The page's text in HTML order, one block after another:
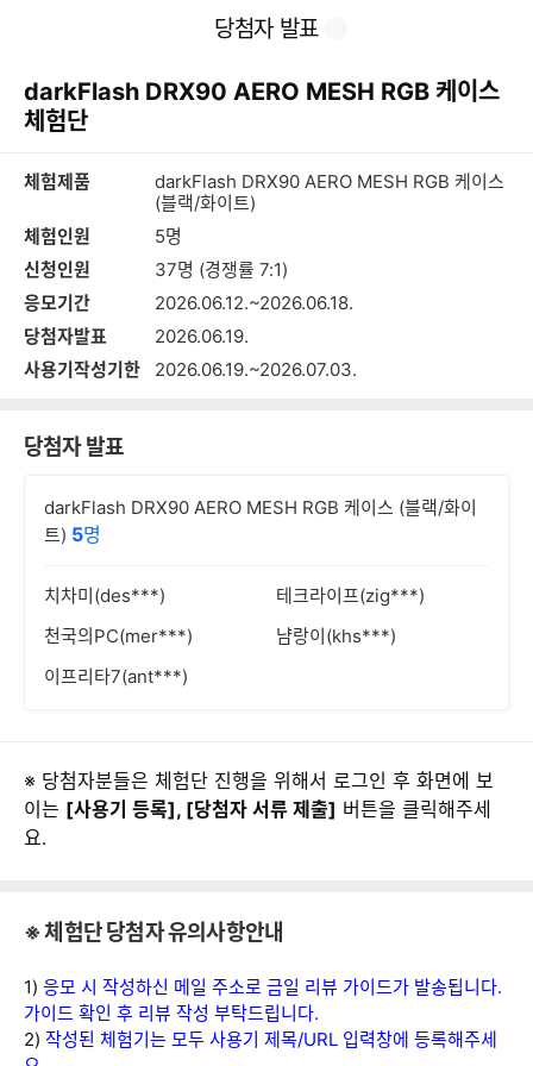
당첨자 발표
darkFlash DRX90 AERO MESH RGB 케이스
체험단
체험제품
darkFlash DRX90 AERO MESH RGB 케이스
(블랙/화이트)
체험인원
5명
신청인원
37명 (경쟁률 7:1)
응모기간
2026.06.12.~2026.06.18.
당첨자발표
2026.06.19.
사용기작성기한
2026.06.19.~2026.07.03.
당첨자 발표
darkFlash DRX90 AERO MESH RGB 케이스 (블랙/화이
트) 5명
치차미(des***)
테크라이프(zig***)
천국의PC(mer***)
냠랑이(khs***)
이프리타7(ant***)
※ 당첨자분들은 체험단 진행을 위해서 로그인 후 화면에 보
이는 [사용기 등록], [당첨자 서류 제출] 버튼을 클릭해주세
요.
※ 체험단 당첨자 유의사항안내
1) 응모 시 작성하신 메일 주소로 금일 리뷰 가이드가 발송됩니다.
가이드 확인 후 리뷰 작성 부탁드립니다.
2) 작성된 체험기는 모두 사용기 제목/URL 입력창에 등록해주세